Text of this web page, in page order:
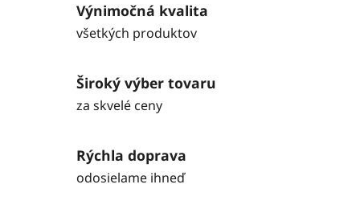
Výnimočná kvalita
všetkých produktov
Široký výber tovaru
za skvelé ceny
Rýchla doprava
odosielame ihneď